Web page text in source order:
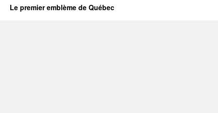
Le premier emblème de Québec